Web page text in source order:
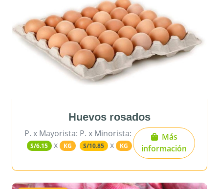
Huevos rosados
P. x Mayorista:
S/6.15 x KG
P. x Minorista:
S/10.85 x KG
Más
información